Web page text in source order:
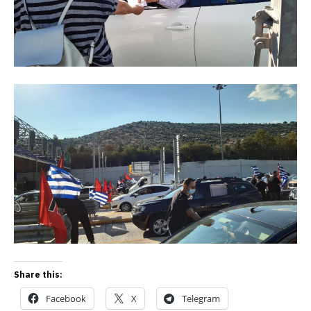
Share this:
Facebook X Telegram